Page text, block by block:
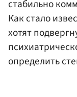
стабильно
Как стало
хотят
определить